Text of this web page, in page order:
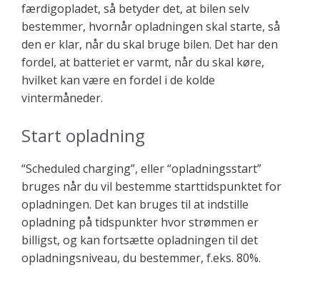
færdigopladet, så betyder det, at bilen selv
bestemmer, hvornår opladningen skal starte, så
den er klar, når du skal bruge bilen. Det har den
fordel, at batteriet er varmt, når du skal køre,
hvilket kan være en fordel i de kolde
vintermåneder.
Start opladning
“Scheduled charging”, eller “opladningsstart”
bruges når du vil bestemme starttidspunktet for
opladningen. Det kan bruges til at indstille
opladning på tidspunkter hvor strømmen er
billigst, og kan fortsætte opladningen til det
opladningsniveau, du bestemmer, f.eks. 80%.